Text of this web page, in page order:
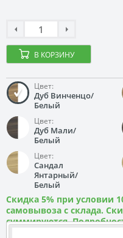
В КОРЗИНУ
Цвет:
Дуб Винченцо/
Белый
Цвет:
Дуб Мали/
Белый
Цвет:
Сандал
Янтарный/
Белый
Скидка 5% при условии
самовывоза с склада.
суммируются.